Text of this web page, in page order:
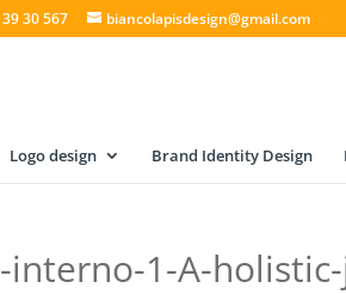
30 567 biancolapisdesign@gmail.com
Logo design Brand Identity Design
interno-1-A-